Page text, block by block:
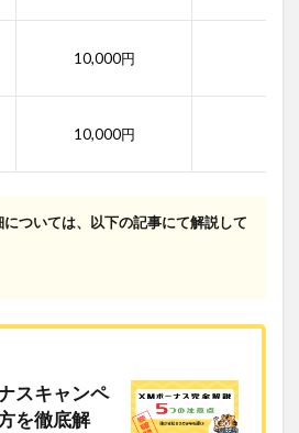
10,000円
10,000円
ついては、以下の記事にて解説して
スキャンペ
を徹底解